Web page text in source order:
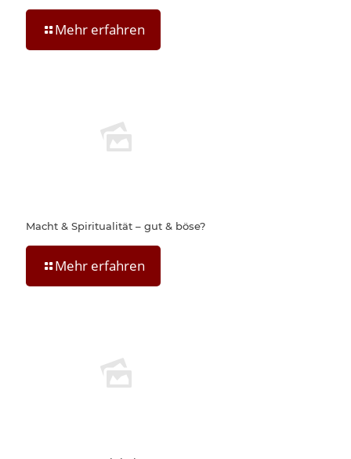
Mehr erfahren
Macht & Spiritualität – gut & böse?
Mehr erfahren